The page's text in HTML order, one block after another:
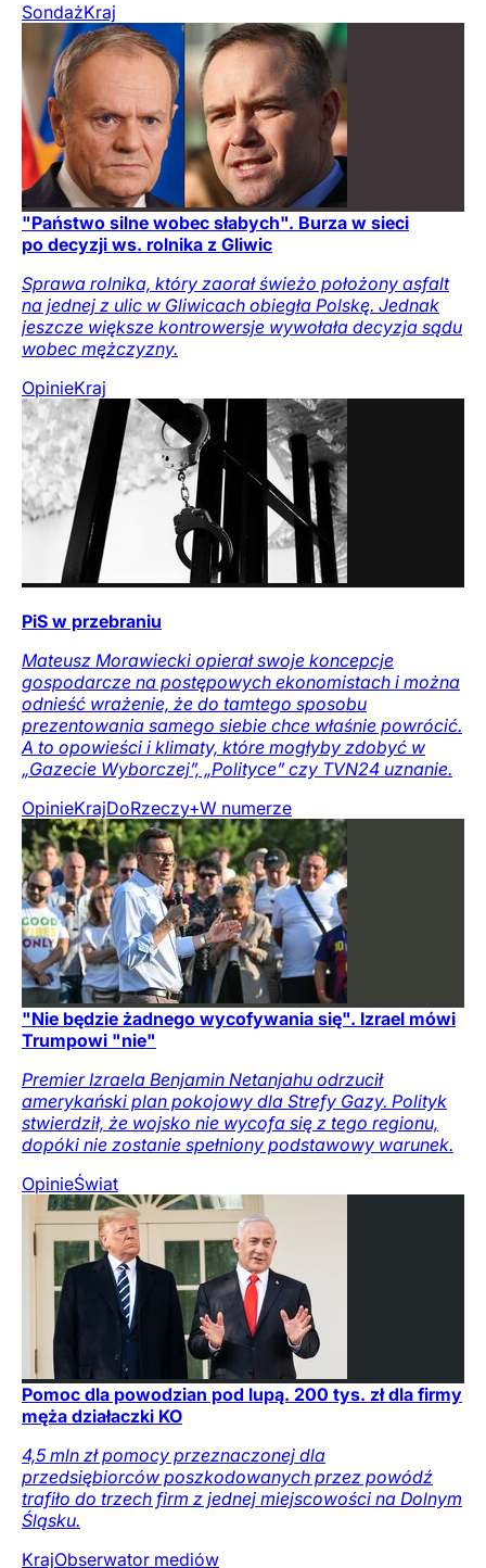
SondażKraj
"Państwo silne wobec słabych". Burza w sieci
po decyzji ws. rolnika z Gliwic
Sprawa rolnika, który zaorał świeżo położony asfalt
na jednej z ulic w Gliwicach obiegła Polskę. Jednak
jeszcze większe kontrowersje wywołała decyzja sądu
wobec mężczyzny.
OpinieKraj
PiS w przebraniu
Mateusz Morawiecki opierał swoje koncepcje
gospodarcze na postępowych ekonomistach i można
odnieść wrażenie, że do tamtego sposobu
prezentowania samego siebie chce właśnie powrócić.
A to opowieści i klimaty, które mogłyby zdobyć w
„Gazecie Wyborczej”, „Polityce” czy TVN24 uznanie.
OpinieKrajDoRzeczy+W numerze
"Nie będzie żadnego wycofywania się". Izrael mówi
Trumpowi "nie"
Premier Izraela Benjamin Netanjahu odrzucił
amerykański plan pokojowy dla Strefy Gazy. Polityk
stwierdził, że wojsko nie wycofa się z tego regionu,
dopóki nie zostanie spełniony podstawowy warunek.
OpinieŚwiat
Pomoc dla powodzian pod lupą. 200 tys. zł dla firmy
męża działaczki KO
4,5 mln zł pomocy przeznaczonej dla
przedsiębiorców poszkodowanych przez powódź
trafiło do trzech firm z jednej miejscowości na Dolnym
Śląsku.
KrajObserwator mediów